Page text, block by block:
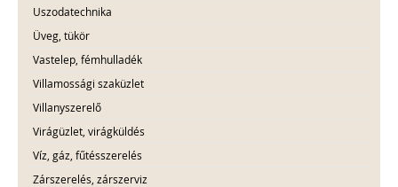
Uszodatechnika
Üveg, tükör
Vastelep, fémhulladék
Villamossági szaküzlet
Villanyszerelő
Virágüzlet, virágküldés
Víz, gáz, fűtésszerelés
Zárszerelés, zárszerviz